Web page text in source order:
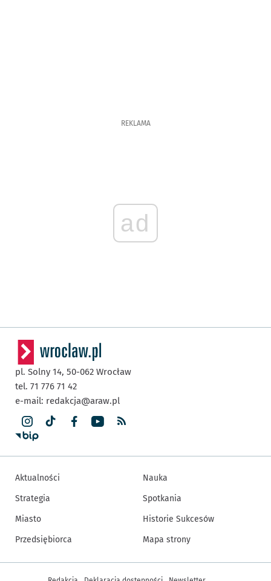
REKLAMA
ad
pl. Solny 14, 50-062 Wrocław
tel. 71 776 71 42
e-mail: redakcja@araw.pl
Aktualności
Strategia
Miasto
Przedsiębiorca
Nauka
Spotkania
Historie Sukcesów
Mapa strony
Inne informacje